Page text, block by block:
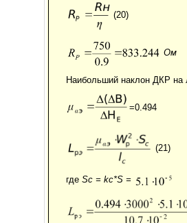
(20)
Ом
Наибольший наклон ДКР на
=0.494
(21)
где Sc = kc*S =